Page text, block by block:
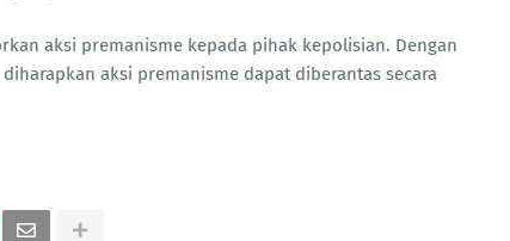
aksi premanisme kepada pihak kepolisian. Dengan
aksi premanisme dapat diberantas secara